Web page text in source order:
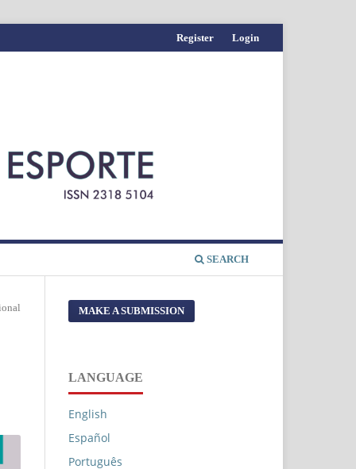
SEARCH
Register Login
MAKE A SUBMISSION
LANGUAGE
English
Español
Português